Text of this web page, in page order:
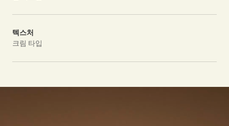
텍스처
크림 타입